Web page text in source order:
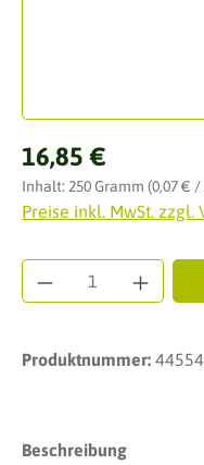
Regulärer Preis:
16,85 €
Inhalt: 250 Gramm (0,07 €
Preise inkl. MwSt. zzgl.
Produkt
Produktnummer:
Beschreibung